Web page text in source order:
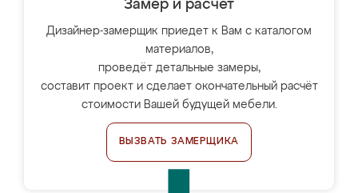
Замер и расчет
Дизайнер-замерщик приедет к Вам с каталогом
материалов,
проведёт детальные замеры,
составит проект и сделает окончательный расчёт
стоимости Вашей будущей мебели.
ВЫЗВАТЬ ЗАМЕРЩИКА